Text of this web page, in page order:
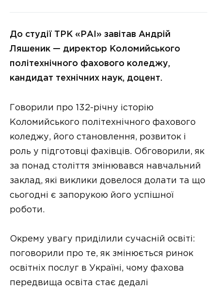
До студії ТРК «РАІ» завітав Андрій
Ляшеник — директор Коломийського
політехнічного фахового коледжу,
кандидат технічних наук, доцент.
Говорили про 132-річну історію
Коломийського політехнічного фахового
коледжу, його становлення, розвиток і
роль у підготовці фахівців. Обговорили, як
за понад століття змінювався навчальний
заклад, які виклики довелося долати та що
сьогодні є запорукою його успішної
роботи.
Окрему увагу приділили сучасній освіті:
поговорили про те, як змінюється ринок
освітніх послуг в Україні, чому фахова
передвища освіта стає дедалі